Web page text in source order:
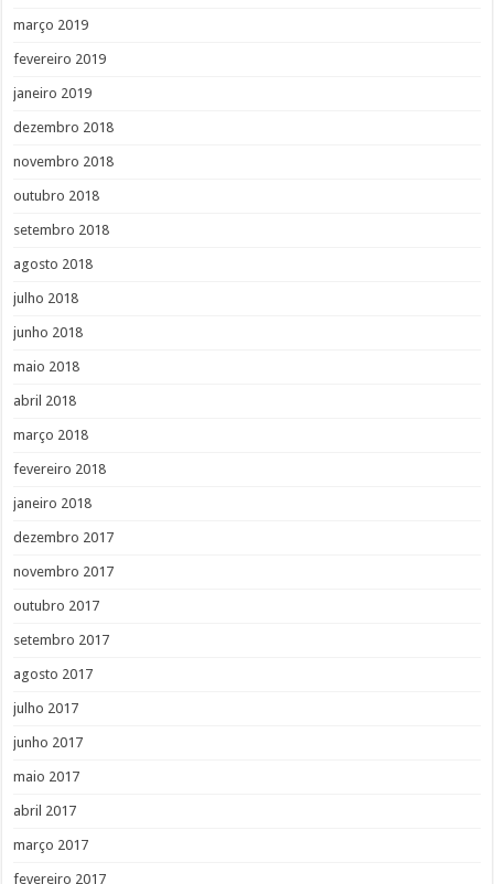
março 2019
fevereiro 2019
janeiro 2019
dezembro 2018
novembro 2018
outubro 2018
setembro 2018
agosto 2018
julho 2018
junho 2018
maio 2018
abril 2018
março 2018
fevereiro 2018
janeiro 2018
dezembro 2017
novembro 2017
outubro 2017
setembro 2017
agosto 2017
julho 2017
junho 2017
maio 2017
abril 2017
março 2017
fevereiro 2017